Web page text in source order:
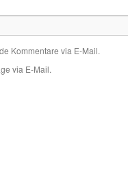
Kommentare via E-Mail.
via E-Mail.